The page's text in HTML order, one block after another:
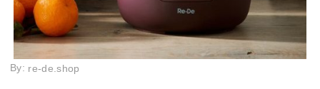
By: re-de.shop